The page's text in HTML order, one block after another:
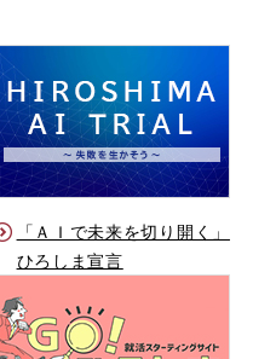
「ＡＩで未来を切り開く」
ひろしま宣言